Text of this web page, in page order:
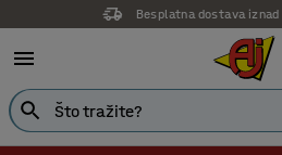
Besplatna dostava